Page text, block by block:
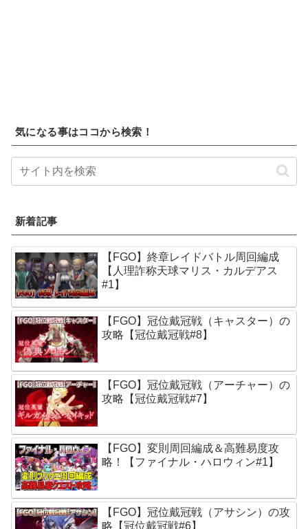
気になる事はココから検索！
新着記事
【FGO】終章レイドバトル周回編成
【人理詐称天球マリス・カルデアス
#1】
【FGO】冠位戴冠戦（キャスター）の
攻略【冠位戴冠戦#8】
【FGO】冠位戴冠戦（アーチャー）の
攻略【冠位戴冠戦#7】
【FGO】変則周回編成＆高難易度攻
略！【ファイナル・ハロウィン#1】
【FGO】冠位戴冠戦（アサシン）の攻
略【冠位戴冠戦#6】